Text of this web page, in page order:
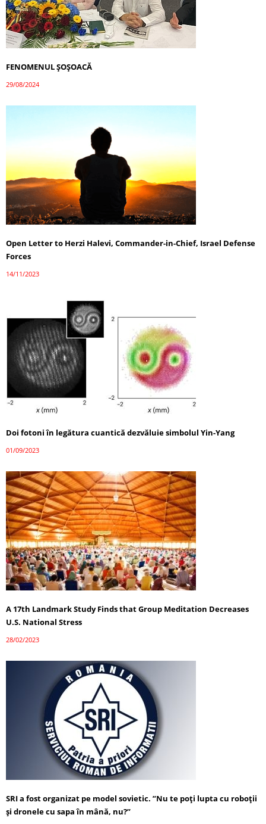
FENOMENUL ȘOȘOACĂ
29/08/2024
Open Letter to Herzi Halevi, Commander-in-Chief, Israel Defense
Forces
14/11/2023
Doi fotoni în legătura cuantică dezvăluie simbolul Yin-Yang
01/09/2023
A 17th Landmark Study Finds that Group Meditation Decreases
U.S. National Stress
28/02/2023
SRI a fost organizat pe model sovietic. ”Nu te poţi lupta cu roboţii
şi dronele cu sapa în mână, nu?”